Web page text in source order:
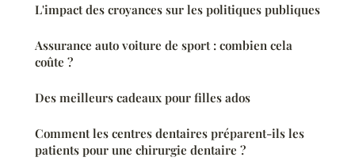
L'impact des croyances sur les politiques publiques
Assurance auto voiture de sport : combien cela
coûte ?
Des meilleurs cadeaux pour filles ados
Comment les centres dentaires préparent-ils les
patients pour une chirurgie dentaire ?